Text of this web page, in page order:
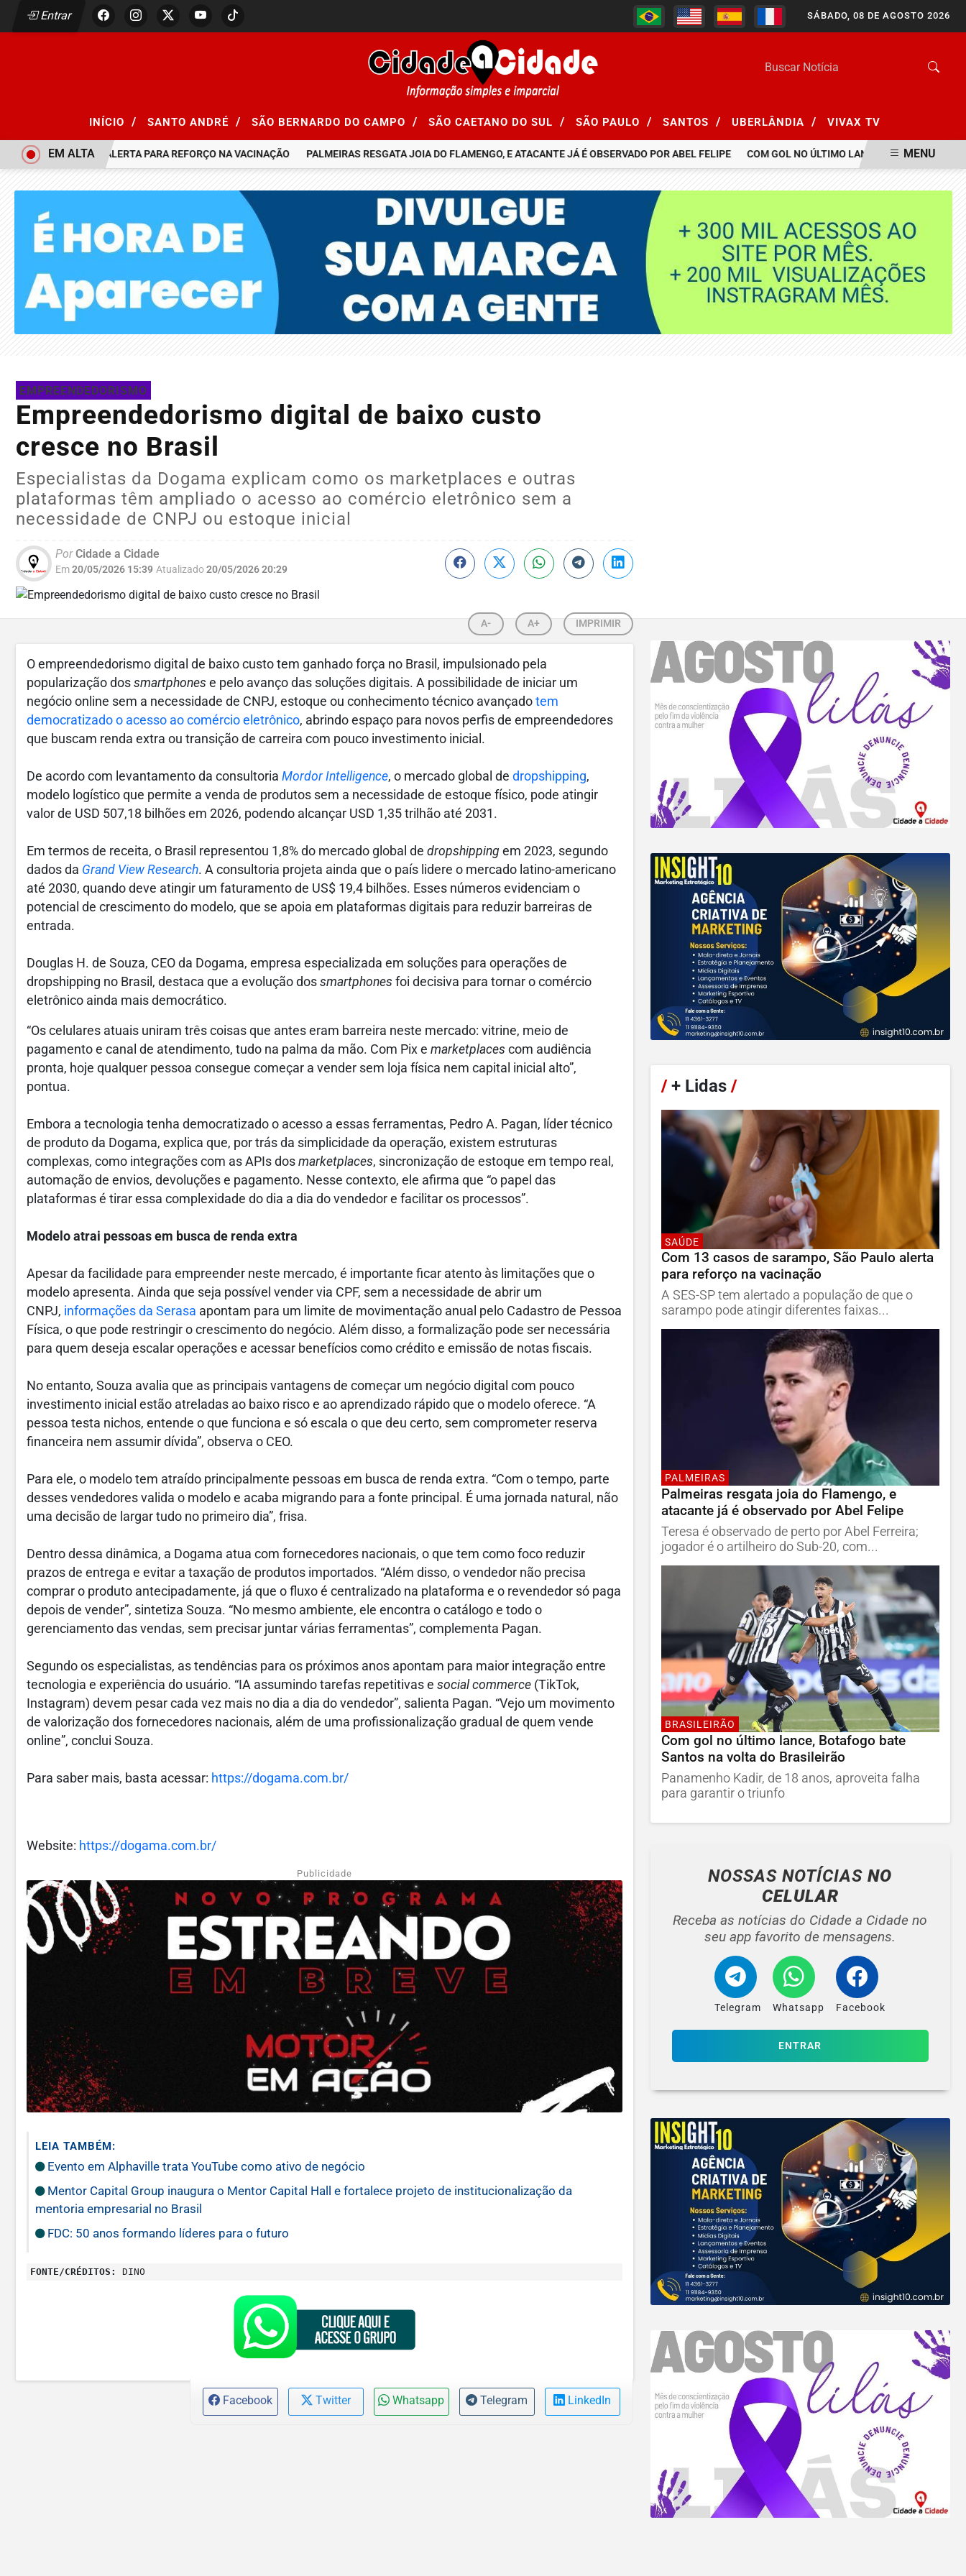
Entrar SÁBADO, 08 DE AGOSTO 2026
INÍCIO / SANTO ANDRÉ / SÃO BERNARDO DO CAMPO / SÃO CAETANO DO SUL / SÃO PAULO / SANTOS / UBERLÂNDIA / VIVAX TV
SÃO PAULO ALERTA PARA REFORÇO NA VACINAÇÃO PALMEIRAS RESGATA JOIA DO FLAMENGO, E ATACANTE JÁ É OBSERVADO POR ABEL FELIPE COM GOL NO ÚLTIMO LANCE, BOTAFOGO BATE
EM ALTA MENU
EMPREENDEDORISMO
Empreendedorismo digital de baixo custo
cresce no Brasil
Especialistas da Dogama explicam como os marketplaces e outras
plataformas têm ampliado o acesso ao comércio eletrônico sem a
necessidade de CNPJ ou estoque inicial
PorCidade a Cidade
Em20/05/2026 15:39 Atualizado20/05/2026 20:29
A- A+ IMPRIMIR
O empreendedorismo digital de baixo custo tem ganhado força no Brasil, impulsionado pela
popularização dos smartphones e pelo avanço das soluções digitais. A possibilidade de iniciar um
negócio online sem a necessidade de CNPJ, estoque ou conhecimento técnico avançado tem
democratizado o acesso ao comércio eletrônico, abrindo espaço para novos perfis de empreendedores
que buscam renda extra ou transição de carreira com pouco investimento inicial.
De acordo com levantamento da consultoria Mordor Intelligence, o mercado global de dropshipping,
modelo logístico que permite a venda de produtos sem a necessidade de estoque físico, pode atingir
valor de USD 507,18 bilhões em 2026, podendo alcançar USD 1,35 trilhão até 2031.
Em termos de receita, o Brasil representou 1,8% do mercado global de dropshipping em 2023, segundo
dados da Grand View Research. A consultoria projeta ainda que o país lidere o mercado latino-americano
até 2030, quando deve atingir um faturamento de US$ 19,4 bilhões. Esses números evidenciam o
potencial de crescimento do modelo, que se apoia em plataformas digitais para reduzir barreiras de
entrada.
Douglas H. de Souza, CEO da Dogama, empresa especializada em soluções para operações de
dropshipping no Brasil, destaca que a evolução dos smartphones foi decisiva para tornar o comércio
eletrônico ainda mais democrático.
“Os celulares atuais uniram três coisas que antes eram barreira neste mercado: vitrine, meio de
pagamento e canal de atendimento, tudo na palma da mão. Com Pix e marketplaces com audiência
pronta, hoje qualquer pessoa consegue começar a vender sem loja física nem capital inicial alto”,
pontua.
Embora a tecnologia tenha democratizado o acesso a essas ferramentas, Pedro A. Pagan, líder técnico
de produto da Dogama, explica que, por trás da simplicidade da operação, existem estruturas
complexas, como integrações com as APIs dos marketplaces, sincronização de estoque em tempo real,
automação de envios, devoluções e pagamento. Nesse contexto, ele afirma que “o papel das
plataformas é tirar essa complexidade do dia a dia do vendedor e facilitar os processos”.
Modelo atrai pessoas em busca de renda extra
Apesar da facilidade para empreender neste mercado, é importante ficar atento às limitações que o
modelo apresenta. Ainda que seja possível vender via CPF, sem a necessidade de abrir um
CNPJ, informações da Serasa apontam para um limite de movimentação anual pelo Cadastro de Pessoa
Física, o que pode restringir o crescimento do negócio. Além disso, a formalização pode ser necessária
para quem deseja escalar operações e acessar benefícios como crédito e emissão de notas fiscais.
No entanto, Souza avalia que as principais vantagens de começar um negócio digital com pouco
investimento inicial estão atreladas ao baixo risco e ao aprendizado rápido que o modelo oferece. “A
pessoa testa nichos, entende o que funciona e só escala o que deu certo, sem comprometer reserva
financeira nem assumir dívida”, observa o CEO.
Para ele, o modelo tem atraído principalmente pessoas em busca de renda extra. “Com o tempo, parte
desses vendedores valida o modelo e acaba migrando para a fonte principal. É uma jornada natural, não
uma decisão de largar tudo no primeiro dia”, frisa.
Dentro dessa dinâmica, a Dogama atua com fornecedores nacionais, o que tem como foco reduzir
prazos de entrega e evitar a taxação de produtos importados. “Além disso, o vendedor não precisa
comprar o produto antecipadamente, já que o fluxo é centralizado na plataforma e o revendedor só paga
depois de vender”, sintetiza Souza. “No mesmo ambiente, ele encontra o catálogo e todo o
gerenciamento das vendas, sem precisar juntar várias ferramentas”, complementa Pagan.
Segundo os especialistas, as tendências para os próximos anos apontam para maior integração entre
tecnologia e experiência do usuário. “IA assumindo tarefas repetitivas e social commerce (TikTok,
Instagram) devem pesar cada vez mais no dia a dia do vendedor”, salienta Pagan. “Vejo um movimento
de valorização dos fornecedores nacionais, além de uma profissionalização gradual de quem vende
online”, conclui Souza.
Para saber mais, basta acessar: https://dogama.com.br/
Website: https://dogama.com.br/
Publicidade
LEIA TAMBÉM:
Evento em Alphaville trata YouTube como ativo de negócio
Mentor Capital Group inaugura o Mentor Capital Hall e fortalece projeto de institucionalização da
mentoria empresarial no Brasil
FDC: 50 anos formando líderes para o futuro
FONTE/CRÉDITOS: DINO
Facebook Twitter Whatsapp Telegram LinkedIn
/+ Lidas /
SAÚDE
Com 13 casos de sarampo, São Paulo alerta
para reforço na vacinação
A SES-SP tem alertado a população de que o
sarampo pode atingir diferentes faixas...
PALMEIRAS
Palmeiras resgata joia do Flamengo, e
atacante já é observado por Abel Felipe
Teresa é observado de perto por Abel Ferreira;
jogador é o artilheiro do Sub-20, com...
BRASILEIRÃO
Com gol no último lance, Botafogo bate
Santos na volta do Brasileirão
Panamenho Kadir, de 18 anos, aproveita falha
para garantir o triunfo
NOSSAS NOTÍCIASNO
CELULAR
Receba as notícias do Cidade a Cidade no
seu app favorito de mensagens.
Telegram Whatsapp Facebook
ENTRAR